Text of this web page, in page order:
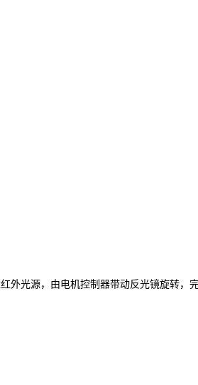
外光源，由电机控制器带动反光镜旋转，